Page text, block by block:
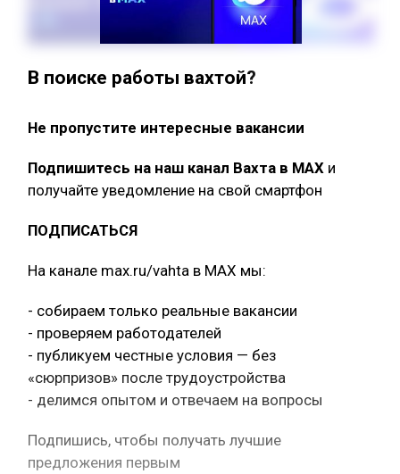
В поиске работы вахтой?
Не пропустите интересные вакансии
Подпишитесь на наш канал Вахта в МАХ и
получайте уведомление на свой смартфон
ПОДПИСАТЬСЯ
На канале max.ru/vahta в MAX мы:
- собираем только реальные вакансии
- проверяем работодателей
- публикуем честные условия — без
«сюрпризов» после трудоустройства
- делимся опытом и отвечаем на вопросы
Подпишись, чтобы получать лучшие
предложения первым